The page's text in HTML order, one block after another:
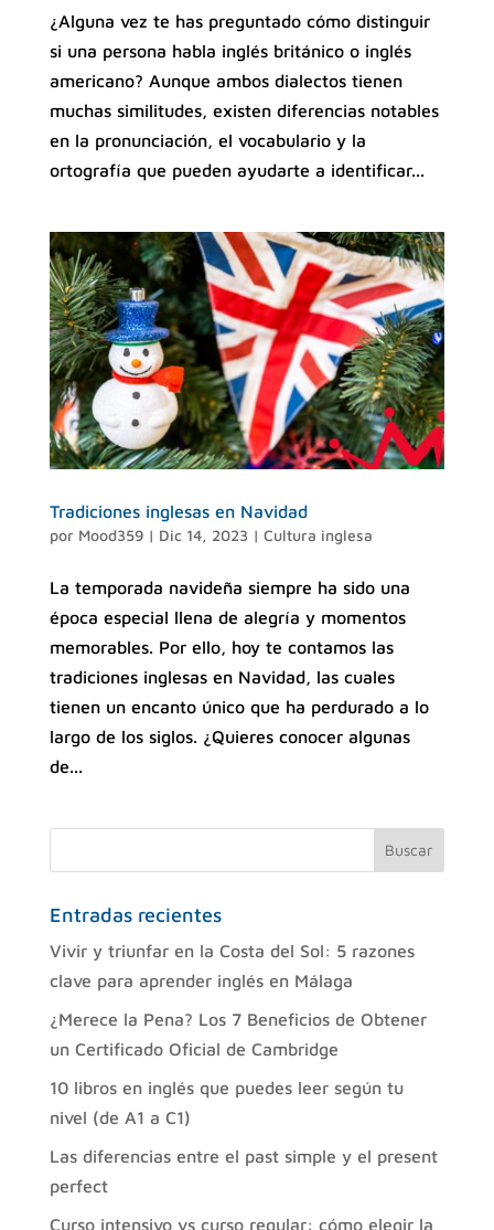
¿Alguna vez te has preguntado cómo distinguir
si una persona habla inglés británico o inglés
americano? Aunque ambos dialectos tienen
muchas similitudes, existen diferencias notables
en la pronunciación, el vocabulario y la
ortografía que pueden ayudarte a identificar...
Tradiciones inglesas en Navidad
por Mood359| Dic 14, 2023 | Cultura inglesa
La temporada navideña siempre ha sido una
época especial llena de alegría y momentos
memorables. Por ello, hoy te contamos las
tradiciones inglesas en Navidad, las cuales
tienen un encanto único que ha perdurado a lo
largo de los siglos. ¿Quieres conocer algunas
de...
Entradas recientes
Vivir y triunfar en la Costa del Sol: 5 razones
clave para aprender inglés en Málaga
¿Merece la Pena? Los 7 Beneficios de Obtener
un Certificado Oficial de Cambridge
10 libros en inglés que puedes leer según tu
nivel (de A1 a C1)
Las diferencias entre el past simple y el present
perfect
Curso intensivo vs curso regular: cómo elegir la